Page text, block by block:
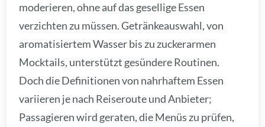
moderieren, ohne auf das gesellige Essen
verzichten zu müssen. Getränkeauswahl, von
aromatisiertem Wasser bis zu zuckerarmen
Mocktails, unterstützt gesündere Routinen.
Doch die Definitionen von nahrhaftem Essen
variieren je nach Reiseroute und Anbieter;
Passagieren wird geraten, die Menüs zu prüfen,